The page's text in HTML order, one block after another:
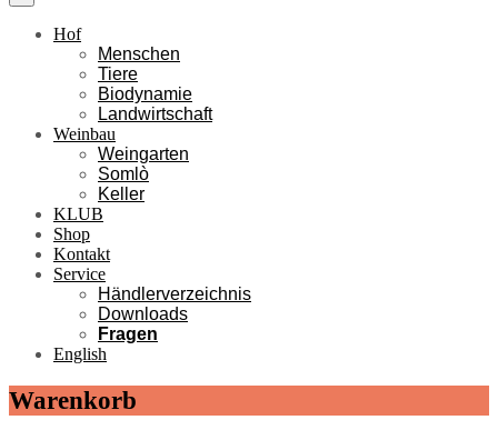
Hof
Menschen
Tiere
Biodynamie
Landwirtschaft
Weinbau
Weingarten
Somlò
Keller
KLUB
Shop
Kontakt
Service
Händlerverzeichnis
Downloads
Fragen
English
Warenkorb